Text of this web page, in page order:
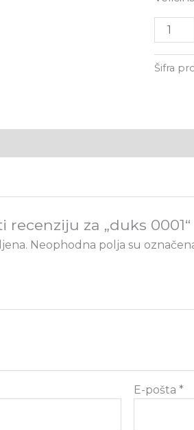
Šifra
za „duks 0001“
Neophodna polja su
E-pošta*